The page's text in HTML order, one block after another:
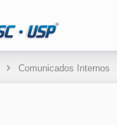
Comunicados Internos